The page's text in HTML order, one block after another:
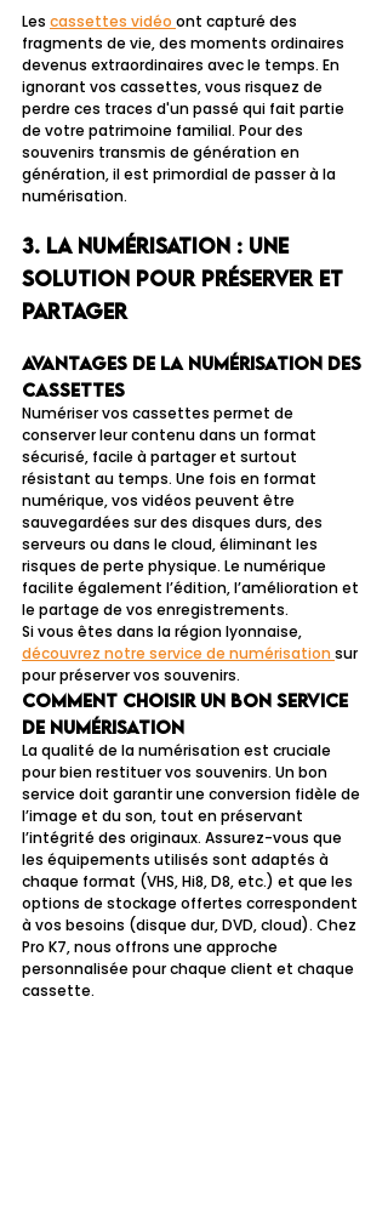
Les cassettes vidéo ont capturé des
fragments de vie, des moments ordinaires
devenus extraordinaires avec le temps. En
ignorant vos cassettes, vous risquez de
perdre ces traces d'un passé qui fait partie
de votre patrimoine familial. Pour des
souvenirs transmis de génération en
génération, il est primordial de passer à la
numérisation.
3. La numérisation : une
solution pour préserver et
partager
Avantages de la numérisation des
cassettes
Numériser vos cassettes permet de
conserver leur contenu dans un format
sécurisé, facile à partager et surtout
résistant au temps. Une fois en format
numérique, vos vidéos peuvent être
sauvegardées sur des disques durs, des
serveurs ou dans le cloud, éliminant les
risques de perte physique. Le numérique
facilite également l’édition, l’amélioration et
le partage de vos enregistrements.
Si vous êtes dans la région lyonnaise,
découvrez notre service de numérisation sur
pour préserver vos souvenirs.
Comment choisir un bon service
de numérisation
La qualité de la numérisation est cruciale
pour bien restituer vos souvenirs. Un bon
service doit garantir une conversion fidèle de
l’image et du son, tout en préservant
l’intégrité des originaux. Assurez-vous que
les équipements utilisés sont adaptés à
chaque format (VHS, Hi8, D8, etc.) et que les
options de stockage offertes correspondent
à vos besoins (disque dur, DVD, cloud). Chez
Pro K7, nous offrons une approche
personnalisée pour chaque client et chaque
cassette.